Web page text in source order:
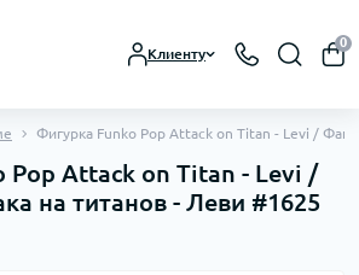
Клиенту
0
Фигурка Funko Pop Attack on Titan - Levi /
Pop Attack on Titan - Levi /
на титанов - Леви #1625